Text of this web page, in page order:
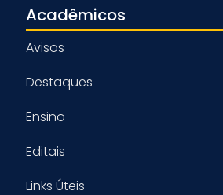
Acadêmicos
Avisos
Destaques
Ensino
Editais
Links Úteis